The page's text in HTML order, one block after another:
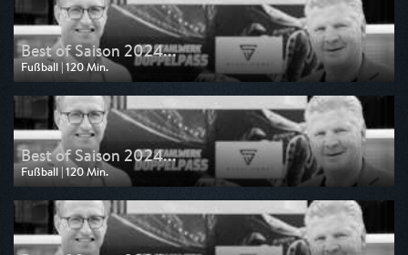
Best of Saison 2024...
Fußball | 120 Min.
Ausgestrahlt von Sport 1
am 06.07.2025, 11:00
Best of Saison 2024...
Fußball | 120 Min.
Ausgestrahlt von Sport 1
am 22.06.2025, 11:00